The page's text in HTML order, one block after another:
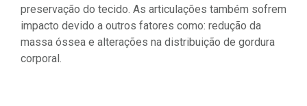
preservação do tecido. As articulações também sofrem
impacto devido a outros fatores como: redução da
massa óssea e alterações na distribuição de gordura
corporal.